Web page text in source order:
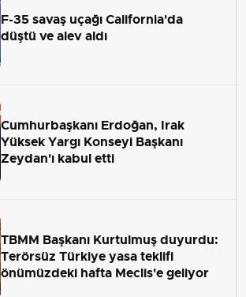
F-35 savaş uçağı California'da
düştü ve alev aldı
Cumhurbaşkanı Erdoğan, Irak
Yüksek Yargı Konseyi Başkanı
Zeydan'ı kabul etti
TBMM Başkanı Kurtulmuş duyurdu:
Terörsüz Türkiye yasa teklifi
önümüzdeki hafta Meclis'e geliyor